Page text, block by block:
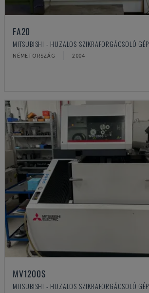
FA20
MITSUBISHI - HUZALOS SZIKRAFORGÁCSOLÓ GÉP
NÉMETORSZÁG 2004
MV1200S
MITSUBISHI - HUZALOS SZIKRAFORGÁCSOLÓ GÉP